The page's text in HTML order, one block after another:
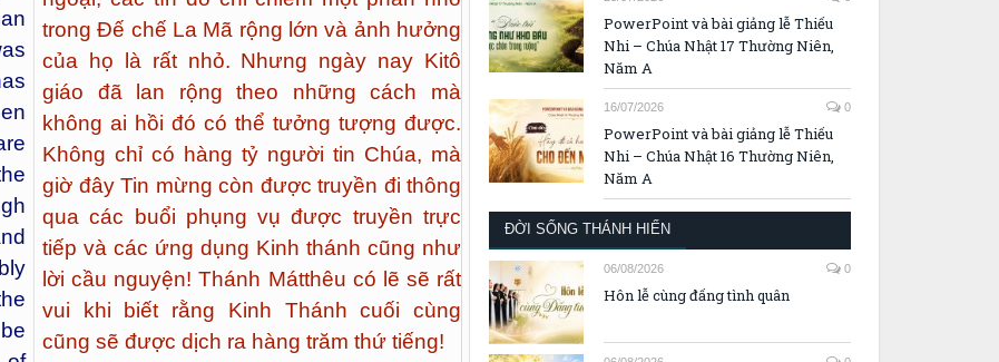
a
điệp của họ lan truyền đến thế giới dân
ngoại, các tín đồ chỉ chiếm một phần nhỏ
trong Đế chế La Mã rộng lớn và ảnh hưởng
của họ là rất nhỏ. Nhưng ngày nay Kitô
giáo đã lan rộng theo những cách mà
không ai hồi đó có thể tưởng tượng được.
Không chỉ có hàng tỷ người tin Chúa, mà
giờ đây Tin mừng còn được truyền đi thông
qua các buổi phụng vụ được truyền trực
tiếp và các ứng dụng Kinh thánh cũng như
lời cầu nguyện! Thánh Mátthêu có lẽ sẽ rất
vui khi biết rằng Kinh Thánh cuối cùng
23/07/2026
PowerPoint và bài giảng lễ Thiếu
Nhi – Chúa Nhật 17 Thường Niên,
Năm A
16/07/2026
PowerPoint và bài giảng lễ Thiếu
Nhi – Chúa Nhật 16 Thường Niên,
Năm A
ĐỜI SỐNG THÁNH HIẾN
Hôn lễ cùng đấng tình quân